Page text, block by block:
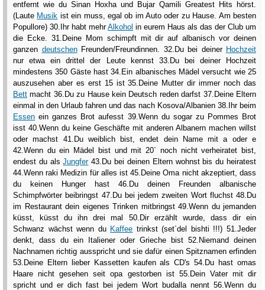
entfernt wie du Sinan Hoxha und Bujar Qamili Greatest Hits hörst.
(Laute Musik ist ein muss, egal ob im Auto oder zu Hause. Am besten
Popullore) 30.Ihr habt mehrAlkohol in eurem Haus als das der Club um
die Ecke. 31.Deine Mom schimpft mit dir auf albanisch vor deinen
ganzen deutschenFreunden/Freundinnen. 32.Du bei deiner Hochzeit
nur etwa ein drittel der Leute kennst 33.Du bei deiner Hochzeit
mindestens 350 Gäste hast 34.Ein albanisches Mädel versucht wie 25
auszusehen aber es erst 15 ist 35.Deine Mutter dir immer noch das
Bett macht 36.Du zu Hause kein Deutsch reden darfst 37.Deine Eltern
einmal in den Urlaub fahren und das nach Kosova/Albanien 38.Ihr beim
Essen ein ganzes Brot aufesst 39.Wenn du sogar zu Pommes Brot
isst 40.Wenn du keine Geschäfte mit anderen Albanern machen willst
oder machst 41.Du weiblich bist, endet dein Name mit a oder e
42.Wenn du ein Mädel bist und mit 20` noch nicht verheiratet bist,
endest du alsJungfer43.Du bei deinen Eltern wohnst bis du heiratest
44.Wenn raki Medizin für alles ist 45.Deine Oma nicht akzeptiert, dass
du keinen Hunger hast 46.Du deinen Freunden albanische
Schimpfwörter beibringst 47.Du bei jedem zweiten Wort fluchst 48.Du
im Restaurant dein eigenes Trinken mitbringst 49.Wenn du jemanden
küsst, küsst du ihn drei mal 50.Dir erzählt wurde, dass dir ein
Schwanz wächst wenn du Kaffee trinkst (set´del bishti !!!) 51.Jeder
denkt, dass du ein Italiener oder Grieche bist 52.Niemand deinen
Nachnamen richtig ausspricht und sie dafür einen Spitznamen erfinden
53.Deine Eltern lieber Kassetten kaufen als CD's 54.Du hast omas
Haare nicht gesehen seit opa gestorben ist 55.Dein Vater mit dir
spricht und er dich fast bei jedem Wort budalla nennt 56.Wenn du